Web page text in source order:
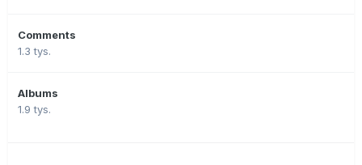
Comments
1.3 tys.
Albums
1.9 tys.